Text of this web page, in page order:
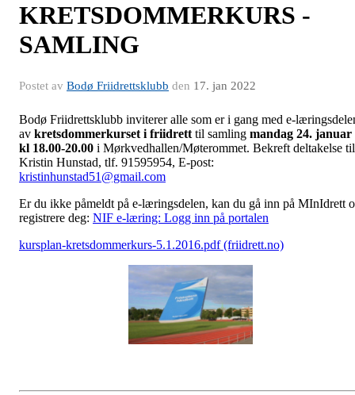
KRETSDOMMERKURS -
SAMLING
Postet av Bodø Friidrettsklubb den 17. jan 2022
Bodø Friidrettsklubb inviterer alle som er i gang med e-
av kretsdommerkurset i friidrett til samling mandag 24. januar
kl 18.00-20.00 i Mørkvedhallen/Møterommet. Bekreft deltakelse til
Kristin Hunstad, tlf. 91595954, E-post:
kristinhunstad51@gmail.com
Er du ikke påmeldt på e-læringsdelen, kan du gå inn på MInIdrett
registrere deg: NIF e-læring: Logg inn på portalen
kursplan-kretsdommerkurs-5.1.2016.pdf (friidrett.no)